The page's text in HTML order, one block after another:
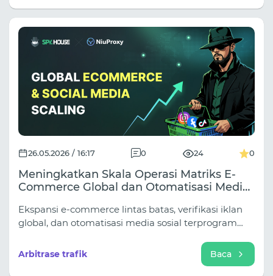
bahkan penawaran "white hat" pun semakin sering
menghadapi penolakan iklan, pemblokiran akun,
dan masalah saat meluncurkan kampanye.
26.05.2026 / 16:17 0 24 0
Meningkatkan Skala Operasi Matriks E-
Commerce Global dan Otomatisasi Media
Spy.house dan NiuProxy
Ekspansi e-commerce lintas batas, verifikasi iklan
global, dan otomatisasi media sosial terprogram
akun dan akurasi data sangat penting.
Arbitrase trafik Baca